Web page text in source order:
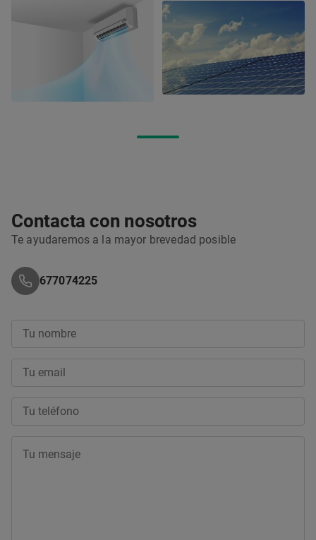
Contacta con nosotros
Te ayudaremos a la mayor brevedad posible
677074225